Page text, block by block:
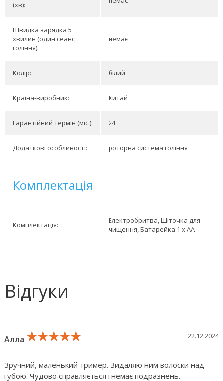
(хв):
Швидка зарядка 5
хвилин (один сеанс
гоління):
немає
Колір: білий
Країна-виробник: Китай
Гарантійний термін (міс.): 24
Додаткові особливості: роторна система гоління
Комплектація
Комплектація:
Електробритва, Щіточка для
чищення, Батарейка 1 х AA
Відгуки
Алла ★★★★★
★★★★★
★★★★★ 22.12.2024
Зручний, маленький тример. Видаляю ним волоски над
губою. Чудово справляється і немає подразнень.